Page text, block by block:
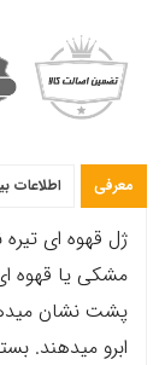
معرفی اطلاعات
ژل قهوه ای
مشکی یا قهوه
پشت نشان